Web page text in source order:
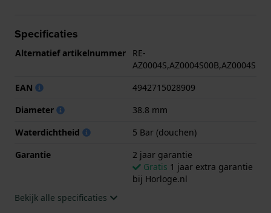
en het uurwerkgedeelte op de negen uur-positie in
de vorm van een komeet met twee staarten
symboliseert het op het universum geïnspireerde
Dit Orient horloge heeft een kast gemaakt van
Roestvrijstaal met een diameter van 38.8 mm en is
voorzien van een leren band. In de kast bevindt zich
Saffierglas.
Het horloge is 5ATM. Dit betekent dat het horloge
geschikt is om mee te douchen. Verder wordt het
Specificaties
Alternatief artikelnummer
RE-
AZ0004S,AZ0004S00B,AZ0004S
EAN
4942715028909
Diameter
38.8 mm
Waterdichtheid
5 Bar (douchen)
Garantie
2 jaar garantie
Gratis 1 jaar extra garantie
bij Horloge.nl
Bekijk alle specificaties